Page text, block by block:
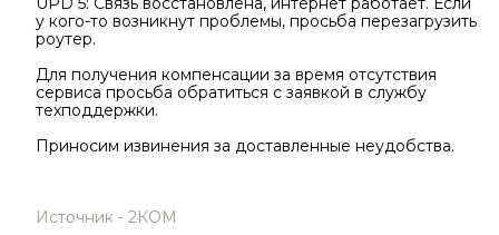
у кого-то возникнут проблемы, просьба перезагрузить
роутер.
Для получения компенсации за время отсутствия
сервиса просьба обратиться с заявкой в службу
техподдержки.
Приносим извинения за доставленные неудобства.
Источник - 2КОМ